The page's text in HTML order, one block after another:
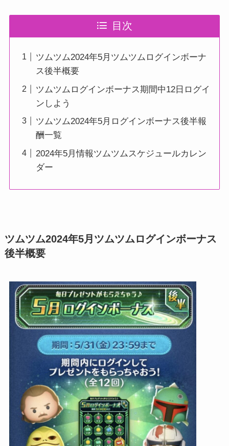
目次
ツムツム2024年5月ツムツムログインボーナ
ス後半概要
ツムツムログインボーナス期間中12日ログイ
ンしよう
ツムツム2024年5月ログインボーナス後半報
酬一覧
2024年5月情報ツムツムスケジュールカレン
ダー
ツムツム2024年5月ツムツムログインボーナス
後半概要